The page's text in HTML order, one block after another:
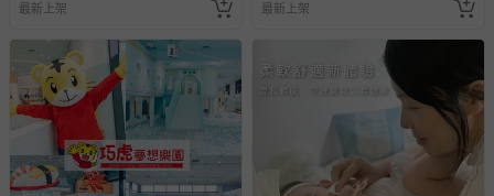
最新上架 最新上架